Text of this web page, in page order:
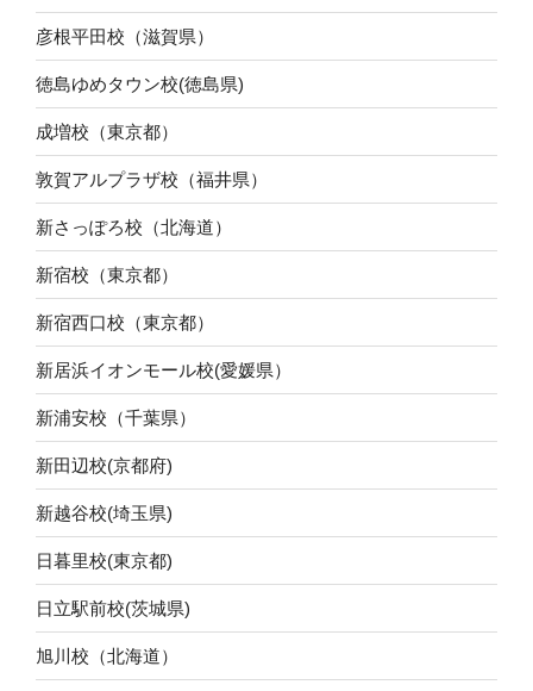
彦根平田校（滋賀県）
徳島ゆめタウン校(徳島県)
成増校（東京都）
敦賀アルプラザ校（福井県）
新さっぽろ校（北海道）
新宿校（東京都）
新宿西口校（東京都）
新居浜イオンモール校(愛媛県）
新浦安校（千葉県）
新田辺校(京都府)
新越谷校(埼玉県)
日暮里校(東京都)
日立駅前校(茨城県)
旭川校（北海道）